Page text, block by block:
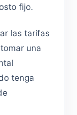
fijo.
las tarifas
una
tenga